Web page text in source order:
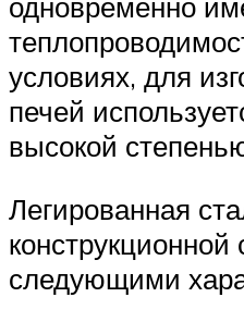
условиях, для
печей
высокой
Легированная
конструкционной
следующими